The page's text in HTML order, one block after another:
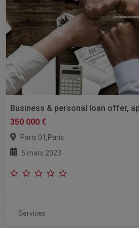
Business & personal loan offer,
350 000 €
Paris 01 ,Paris
5 mars 2023
Services